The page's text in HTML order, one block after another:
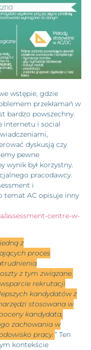
wstępie, gdzie
przekłamań w
bardzo powszechny.
internetu i social
dyskusją czy
pewne
wynik był korzystny.
pracodawcy.
i
temat AC opisuje inny
assessment-centre-w-
z
proces
z tym związane.
rekrutacji
kandydatów z
stosowana w
kandydata,
zachowania w
pracy. ” Ten
kontekście